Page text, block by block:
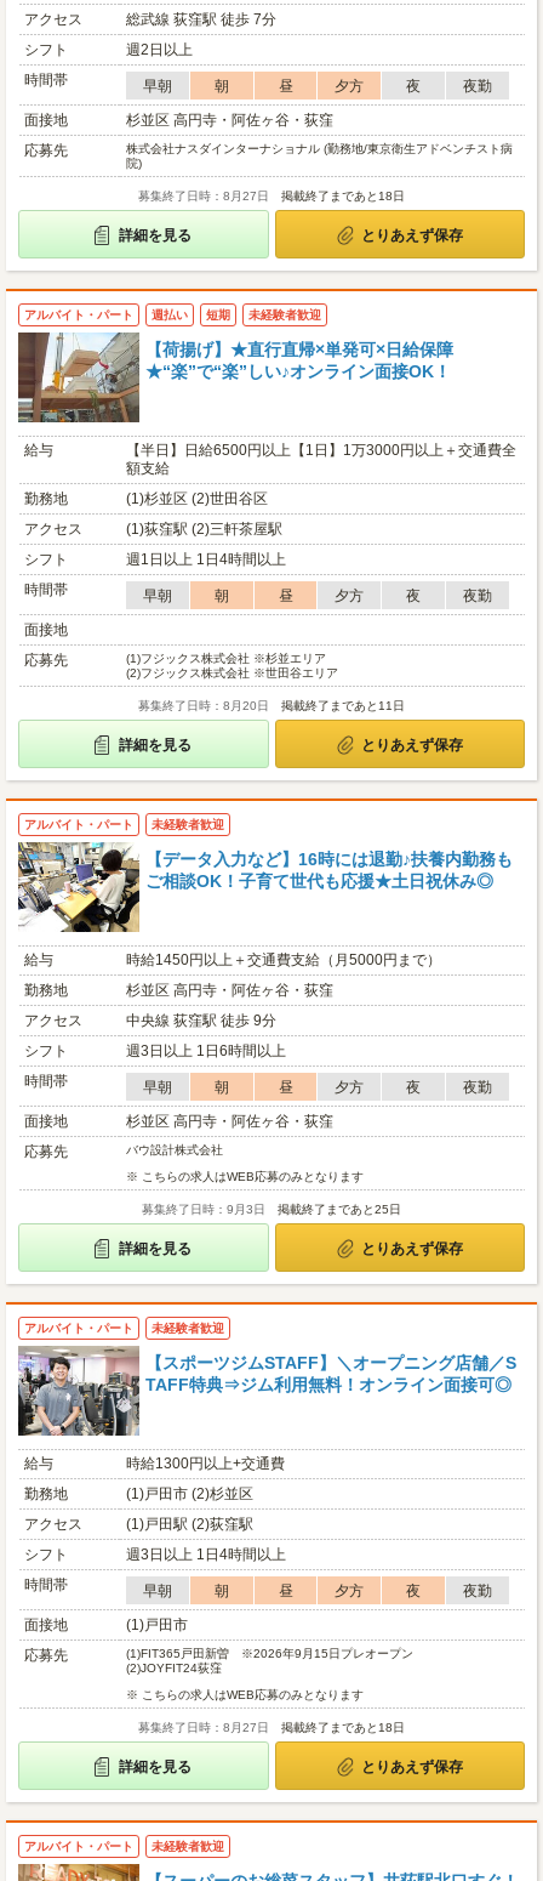
アクセス
総武線 荻窪駅 徒歩 7分
シフト
週2日以上
時間帯
早朝 朝 昼 夕方 夜
夜勤
面接地
杉並区 高円寺・阿佐ヶ谷・荻窪
応募先
株式会社ナスダインターナショナル (勤務地/東京衛生アドベンチスト病
院)
募集終了日時：8月27日 掲載終了まであと18日
詳細を見る とりあえず保存
アルバイト・パート 週払い 短期 未経験者歓迎
【荷揚げ】★直行直帰×単発可×日給保障
★“楽”で“楽”しい♪オンライン面接OK！
給与
【半日】日給6500円以上【1日】1万3000円以上＋交通費全
額支給
勤務地
(1)杉並区 (2)世田谷区
アクセス
(1)荻窪駅 (2)三軒茶屋駅
シフト
週1日以上 1日4時間以上
時間帯
早朝 朝 昼 夕方 夜
夜勤
面接地
応募先
(1)フジックス株式会社 ※杉並エリア
(2)フジックス株式会社 ※世田谷エリア
募集終了日時：8月20日 掲載終了まであと11日
詳細を見る とりあえず保存
アルバイト・パート 未経験者歓迎
【データ入力など】16時には退勤♪扶養内勤務も
ご相談OK！子育て世代も応援★土日祝休み◎
給与
時給1450円以上＋交通費支給（月5000円まで）
勤務地
杉並区 高円寺・阿佐ヶ谷・荻窪
アクセス
中央線 荻窪駅 徒歩 9分
シフト
週3日以上 1日6時間以上
時間帯
早朝 朝 昼 夕方 夜
夜勤
面接地
杉並区 高円寺・阿佐ヶ谷・荻窪
応募先
バウ設計株式会社
※ こちらの求人はWEB応募のみとなります
募集終了日時：9月3日 掲載終了まであと25日
詳細を見る とりあえず保存
アルバイト・パート 未経験者歓迎
【スポーツジムSTAFF】＼オープニング店舗／S
TAFF特典⇒ジム利用無料！オンライン面接可◎
給与
時給1300円以上+交通費
勤務地
(1)戸田市 (2)杉並区
アクセス
(1)戸田駅 (2)荻窪駅
シフト
週3日以上 1日4時間以上
時間帯
早朝 朝 昼 夕方 夜
夜勤
面接地
(1)戸田市
応募先
(1)FIT365戸田新曽 ※2026年9月15日プレオープン
(2)JOYFIT24荻窪
※ こちらの求人はWEB応募のみとなります
募集終了日時：8月27日 掲載終了まであと18日
詳細を見る とりあえず保存
アルバイト・パート 未経験者歓迎